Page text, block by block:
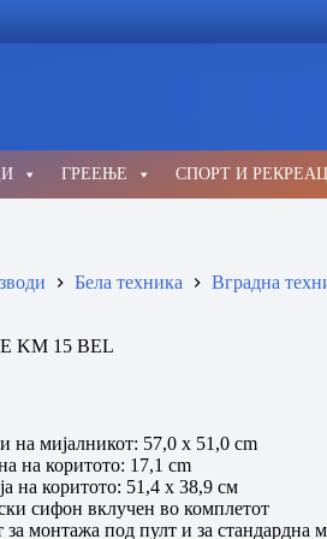
ГРЕЕЊЕ СПОРТ И
Бела техника Вградна
KM 15 BEL
на мијалникот: 57,0 х 51,0 cm
на коритото: 17,1 cm
на коритото: 51,4 х 38,9 см
сифон вклучен во комплетот
монтажа под пулт и за стандардна